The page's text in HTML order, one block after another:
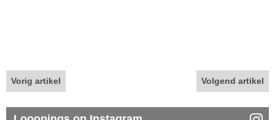
Vorig artikel Volgend artikel